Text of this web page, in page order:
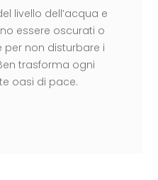
livello dell’acqua e
essere oscurati o
non disturbare i
trasforma ogni
oasi di pace.